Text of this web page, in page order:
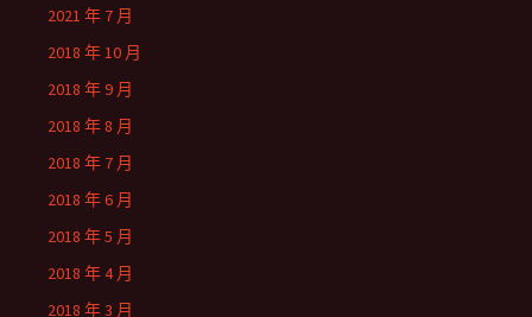
2021 年 7 月
2018 年 10 月
2018 年 9 月
2018 年 8 月
2018 年 7 月
2018 年 6 月
2018 年 5 月
2018 年 4 月
2018 年 3 月